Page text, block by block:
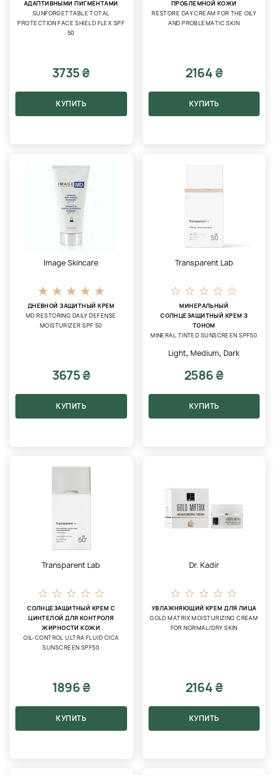
АДАПТИВНЫМИ ПИГМЕНТАМИ
SUNFORGETTABLE TOTAL
PROTECTION FACE SHIELD FLEX SPF
50
3735 ₴
КУПИТЬ
ПРОБЛЕМНОЙ КОЖИ
RESTORE DAY CREAM FOR THE OILY
AND PROBLEMATIC SKIN
2164 ₴
КУПИТЬ
Image Skincare
ДНЕВНОЙ ЗАЩИТНЫЙ КРЕМ
MD RESTORING DAILY DEFENSE
MOISTURIZER SPF 50
3675 ₴
КУПИТЬ
Transparent Lab
МИНЕРАЛЬНЫЙ
СОЛНЦЕЗАЩИТНЫЙ КРЕМ З
ТОНОМ
MINERAL TINTED SUNSCREEN SPF50
Light,Medium,Dark
2586 ₴
КУПИТЬ
Transparent Lab
СОЛНЦЕЗАЩИТНЫЙ КРЕМ С
ЦИНТЕЛОЙ ДЛЯ КОНТРОЛЯ
ЖИРНОСТИ КОЖИ
OIL-CONTROL ULTRA FLUID CICA
SUNSCREEN SPF50
1896 ₴
КУПИТЬ
Dr. Kadir
УВЛАЖНЯЮЩИЙ КРЕМ ДЛЯ ЛИЦА
GOLD MATRIX MOISTURIZING CREAM
FOR NORMAL/DRY SKIN
2164 ₴
КУПИТЬ